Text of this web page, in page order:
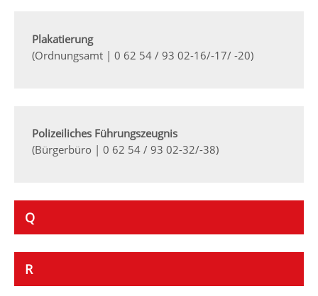
Plakatierung
(Ordnungsamt | 0 62 54 / 93 02-16/-17/ -20)
Polizeiliches Führungszeugnis
(Bürgerbüro | 0 62 54 / 93 02-32/-38)
Q
R